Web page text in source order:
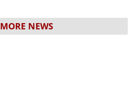
MORE NEWS